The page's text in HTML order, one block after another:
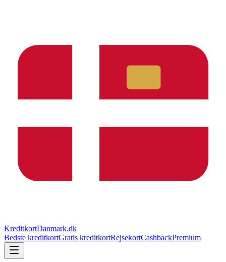
KreditkortDanmark.dk
Bedste kreditkortGratis kreditkortRejsekortCashbackPremium